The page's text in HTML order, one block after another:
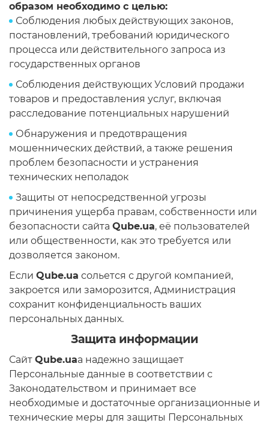
образом необходимо с целью:
Соблюдения любых действующих законов,
постановлений, требований юридического
процесса или действительного запроса из
государственных органов
Соблюдения действующих Условий продажи
товаров и предоставления услуг, включая
расследование потенциальных нарушений
Обнаружения и предотвращения
мошеннических действий, а также решения
проблем безопасности и устранения
технических неполадок
Защиты от непосредственной угрозы
причинения ущерба правам, собственности или
безопасности сайта Qube.ua, её пользователей
или общественности, как это требуется или
дозволяется законом.
Если Qube.ua сольется с другой компанией,
закроется или заморозится, Администрация
сохранит конфиденциальность ваших
персональных данных.
Защита информации
Сайт Qube.uaa надежно защищает
Персональные данные в соответствии с
Законодательством и принимает все
необходимые и достаточные организационные и
технические меры для защиты Персональных